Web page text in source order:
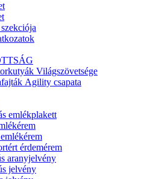
Világszövetsége
Agility csapata
emlékplakett
érdemérem
aranyjelvény
jelvény